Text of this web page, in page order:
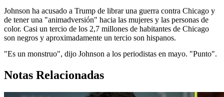
Johnson ha acusado a Trump de librar una guerra contra Chicago y
de tener una "animadversión" hacia las mujeres y las personas de
color. Casi un tercio de los 2,7 millones de habitantes de Chicago
son negros y aproximadamente un tercio son hispanos.
"Es un monstruo", dijo Johnson a los periodistas en mayo. "Punto".
Notas Relacionadas